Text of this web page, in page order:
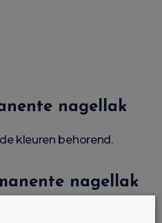
nagellak
kleuren behorend.
nagellak